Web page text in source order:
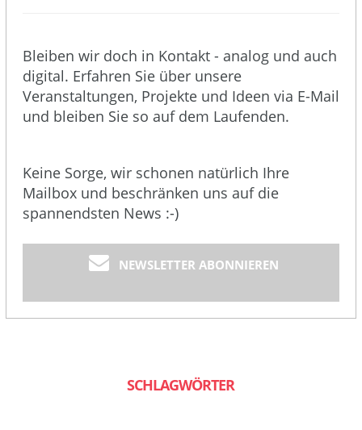
Bleiben wir doch in Kontakt - analog und auch
digital. Erfahren Sie über unsere
Veranstaltungen, Projekte und Ideen via E-Mail
und bleiben Sie so auf dem Laufenden.
Keine Sorge, wir schonen natürlich Ihre
Mailbox und beschränken uns auf die
spannendsten News :-)
NEWSLETTER ABONNIEREN
SCHLAGWÖRTER